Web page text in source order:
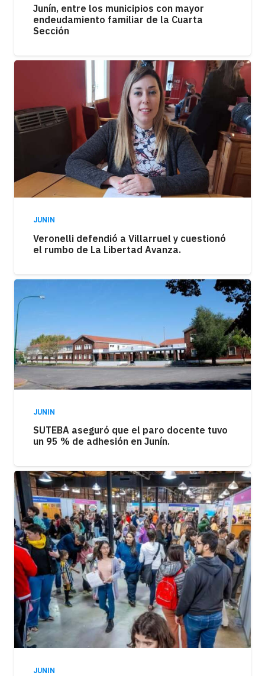
Junín, entre los municipios con mayor
endeudamiento familiar de la Cuarta
Sección
JUNIN
Veronelli defendió a Villarruel y cuestionó
el rumbo de La Libertad Avanza.
JUNIN
SUTEBA aseguró que el paro docente tuvo
un 95 % de adhesión en Junín.
JUNIN